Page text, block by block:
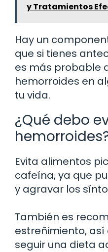
y Tratamientos
Hay un
que si tienes
es más probable
hemorroides en
tu vida.
¿Qué debo
Evita alimentos
cafeína, ya que
y agravar los
También es
estreñimiento,
seguir una dieta